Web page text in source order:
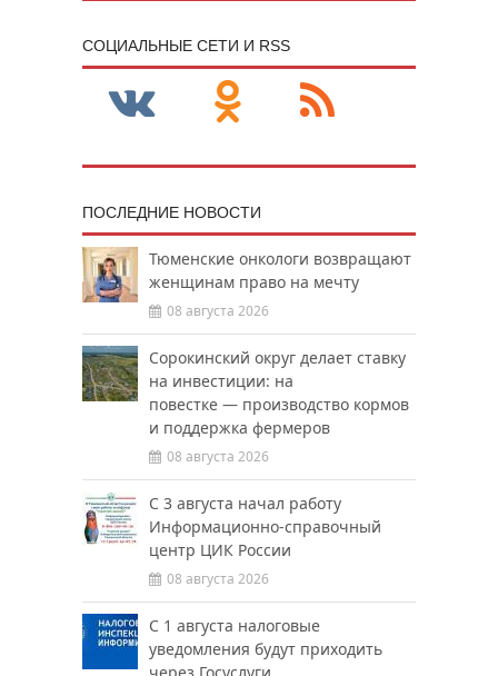
CОЦИАЛЬНЫЕ СЕТИ И RSS
ПОСЛЕДНИЕ НОВОСТИ
Тюменские онкологи возвращают
женщинам право на мечту
08 августа 2026
Сорокинский округ делает ставку
на инвестиции: на
повестке — производство кормов
и поддержка фермеров
08 августа 2026
С 3 августа начал работу
Информационно-справочный
центр ЦИК России
08 августа 2026
С 1 августа налоговые
уведомления будут приходить